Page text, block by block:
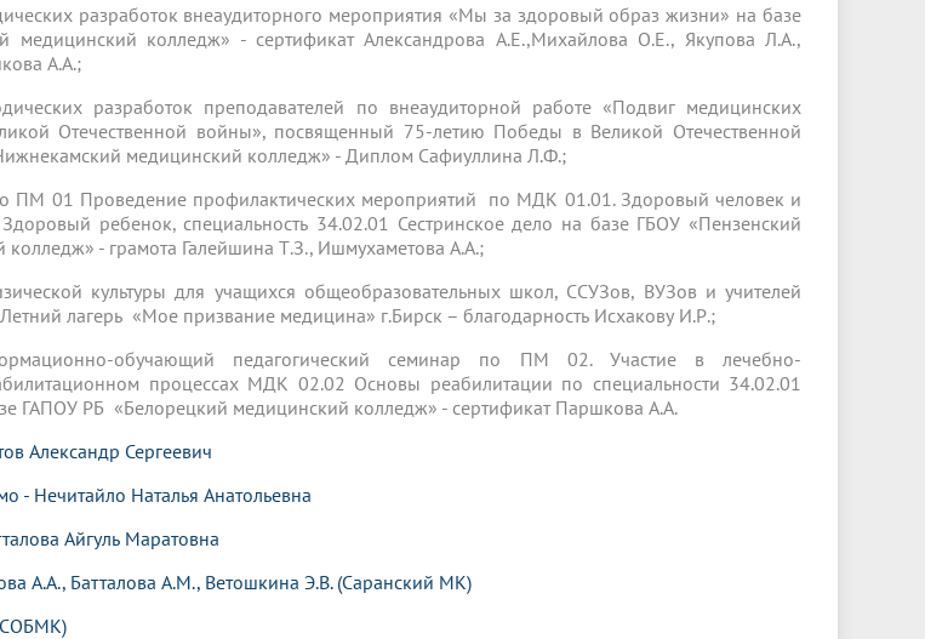
разработок внеаудиторного мероприятия «Мы за здоровый образ жизни» на базе
медицинский колледж» - сертификат Александрова А.Е.,Михайлова О.Е., Якупова Л.А.,
А.А.;
разработок преподавателей по внеаудиторной работе «Подвиг медицинских
Отечественной войны», посвященный 75-летию Победы в Великой Отечественной
медицинский колледж» - Диплом Сафиуллина Л.Ф.;
ПМ 01 Проведение профилактических мероприятий по МДК 01.01. Здоровый человек и
ребенок, специальность 34.02.01 Сестринское дело на базе ГБОУ «Пензенский
колледж» - грамота Галейшина Т.З., Ишмухаметова А.А.;
культуры для учащихся общеобразовательных школ, ССУЗов, ВУЗов и учителей
лагерь «Мое призвание медицина» г.Бирск – благодарность Исхакову И.Р.;
обучающий педагогический семинар по ПМ 02. Участие в лечебно-
процессах МДК 02.02 Основы реабилитации по специальности 34.02.01
ГАПОУ РБ «Белорецкий медицинский колледж» - сертификат Паршкова А.А.
Александр Сергеевич
- Нечитайло Наталья Анатольевна
Айгуль Маратовна
А.А., Батталова А.М., Ветошкина Э.В. (Саранский МК)